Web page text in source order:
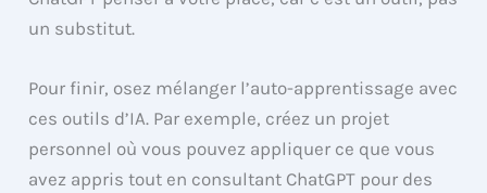
un substitut.
Pour finir, osez mélanger l’auto-apprentissage avec
ces outils d’IA. Par exemple, créez un projet
personnel où vous pouvez appliquer ce que vous
avez appris tout en consultant ChatGPT pour des